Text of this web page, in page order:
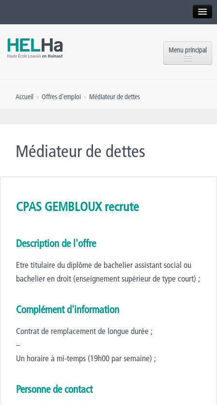
Formation continue et Recherche
Presse
Menu principal
OEH
Rencontrez-nous
Inscriptions
Accueil » Offres d’emploi » Médiateur de dettes
Médiateur de dettes
CPAS GEMBLOUX recrute
Description de l'offre
Etre titulaire du diplôme de bachelier assistant social ou
bachelier en droit (enseignement supérieur de type court) ;
Complément d'information
Contrat de remplacement de longue durée ;
–
Un horaire à mi-temps (19h00 par semaine) ;
Personne de contact